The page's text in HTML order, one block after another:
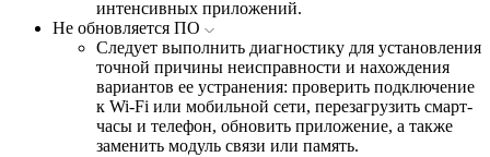
интенсивных приложений.
Не обновляется ПО
Следует выполнить диагностику для установления
точной причины неисправности и нахождения
вариантов ее устранения: проверить подключение
к Wi-Fi или мобильной сети, перезагрузить смарт-
часы и телефон, обновить приложение, а также
заменить модуль связи или память.